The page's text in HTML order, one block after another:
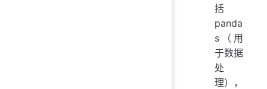
括
panda
s（用
于数据
处
理），